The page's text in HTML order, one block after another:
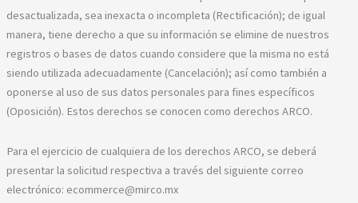
desactualizada, sea inexacta o incompleta (Rectificación); de igual
manera, tiene derecho a que su información se elimine de nuestros
registros o bases de datos cuando considere que la misma no está
siendo utilizada adecuadamente (Cancelación); así como también a
oponerse al uso de sus datos personales para fines específicos
(Oposición). Estos derechos se conocen como derechos ARCO.
Para el ejercicio de cualquiera de los derechos ARCO, se deberá
presentar la solicitud respectiva a través del siguiente correo
electrónico: ecommerce@mirco.mx